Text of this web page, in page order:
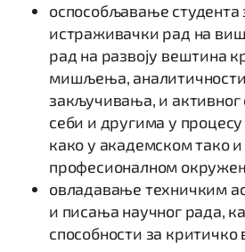
оспособљавање студента
истраживачки рад на
рад на развоју вештина
мишљења,
закључивања, и
себи и другима у
како у академском тако и
професионалном
овладавање техничким
и писања научног рада,
способности за